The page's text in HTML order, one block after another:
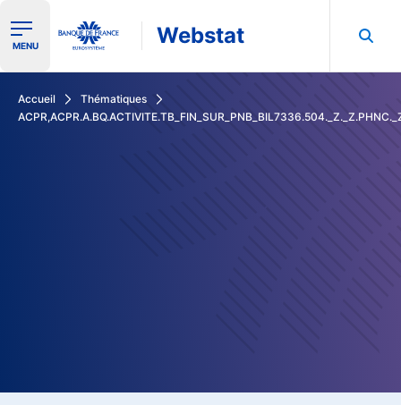
Ouvrir le menu de navigation
MENU Webstat
Accueil
Thématiques